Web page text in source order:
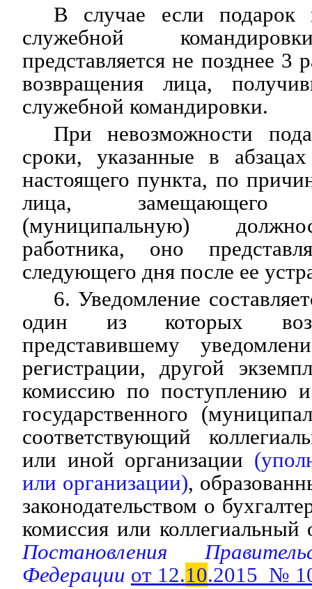
В случае если подарок
служебной
представляется не позднее 3
возвращения лица,
служебной командировки.
При невозможности
сроки, указанные в
настоящего пункта, по
лица, замещающего
(муниципальную)
работника, оно
следующего дня после ее
6. Уведомление
один из которых
представившему
регистрации, другой
комиссию по поступлению
государственного
соответствующий
или иной организации
или организации),
законодательством о
комиссия или коллегиальный
Постановления
Федерации от 12.10.2015 №